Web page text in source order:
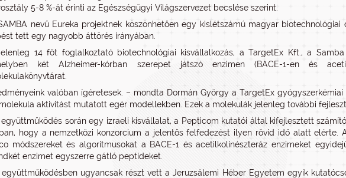
5-8 %-át érinti az Egészségügyi Világszervezet becslése szerint.
nevű Eureka projektnek köszönhetően egy kislétszámú magyar
tett egy nagyobb áttörés irányában.
14 főt foglalkoztató biotechnológiai kisvállalkozás, a TargetEx Kft., a
két Alzheimer-kórban szerepet játszó enzimen (BACE-1-en és
valóban ígéretesek. – mondta Dormán György a TargetEx
aktivitást mutatott egér modellekben. Ezek a molekulák jelenleg további
során egy izraeli kisvállalat, a Pepticom kutatói által kifejlesztett
hogy a nemzetközi konzorcium a jelentős felfedezést ilyen rövid idő alatt elérte.
módszereket és algoritmusokat a BACE-1 és acetilkolinészteráz enzimeket
enzimet egyszerre gátló peptideket.
együttműködésben ugyancsak részt vett a Jeruzsálemi Héber Egyetem egyik